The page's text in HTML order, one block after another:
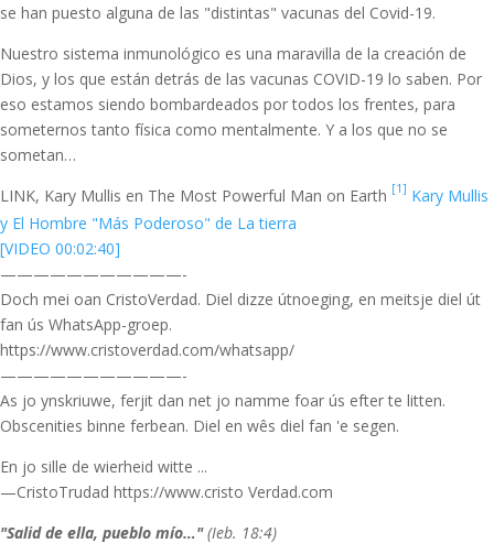
se han puesto alguna de las "distintas" vacunas del Covid-19.
Nuestro sistema inmunológico es una maravilla de la creación de
Dios, y los que están detrás de las vacunas COVID-19 lo saben. Por
eso estamos siendo bombardeados por todos los frentes, para
someternos tanto física como mentalmente. Y a los que no se
sometan…
LINK, Kary Mullis en The Most Powerful Man on Earth [1] Kary Mullis
y El Hombre "Más Poderoso" de La tierra
[VIDEO 00:02:40]
———————————-
Doch mei oan CristoVerdad. Diel dizze útnoeging, en meitsje diel út
fan ús WhatsApp-groep.
https://www.cristoverdad.com/whatsapp/
———————————-
As jo ynskriuwe, ferjit dan net jo namme foar ús efter te litten.
Obscenities binne ferbean. Diel en wês diel fan 'e segen.
En jo sille de wierheid witte ...
—CristoTrudad https://www.cristo Verdad.com
"Salid de ella, pueblo mío…"(Ieb. 18:4)